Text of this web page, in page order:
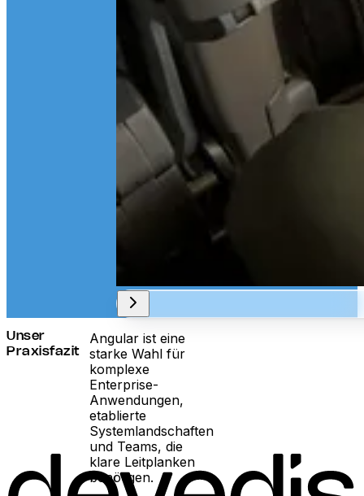
Unser
Praxisfazit
Angular ist eine
starke Wahl für
komplexe
Enterprise-
Anwendungen,
etablierte
Systemlandschaften
und Teams, die
klare Leitplanken
benötigen.